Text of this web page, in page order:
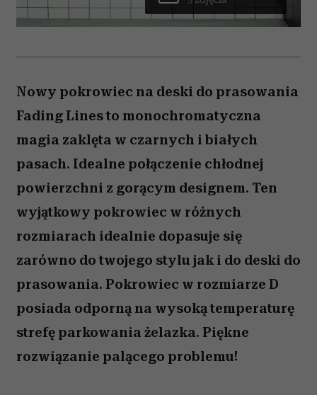
Nowy pokrowiec na deski do prasowania
Fading Lines to monochromatyczna
magia zaklęta w czarnych i białych
pasach. Idealne połączenie chłodnej
powierzchni z gorącym designem. Ten
wyjątkowy pokrowiec w różnych
rozmiarach idealnie dopasuje się
zarówno do twojego stylu jak i do deski do
prasowania. Pokrowiec w rozmiarze D
posiada odporną na wysoką temperaturę
strefę parkowania żelazka. Piękne
rozwiązanie palącego problemu!